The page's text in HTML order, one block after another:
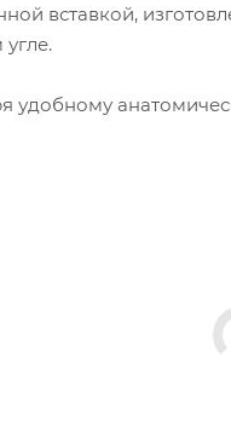
вставкой,
удобному